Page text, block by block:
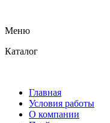
Меню
Каталог
Главная
Условия работы
О компании